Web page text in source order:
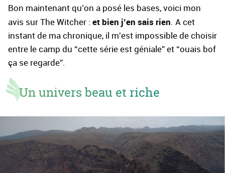
Bon maintenant qu’on a posé les bases, voici mon
avis sur The Witcher : et bien j’en sais rien . A cet
instant de ma chronique, il m'est impossible de choisir
entre le camp du “cette série est géniale” et “ouais bof
ça se regarde”.
Un univers beau et riche